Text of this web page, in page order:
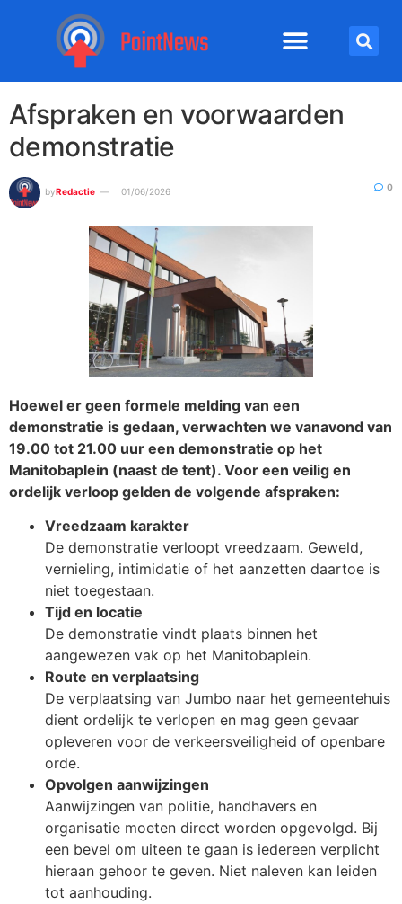
Afspraken en voorwaarden
demonstratie
byRedactie 01/06/2026 0
Hoewel er geen formele melding van een
demonstratie is gedaan, verwachten we vanavond van
19.00 tot 21.00 uur een demonstratie op het
Manitobaplein (naast de tent). Voor een veilig en
ordelijk verloop gelden de volgende afspraken:
Vreedzaam karakter
De demonstratie verloopt vreedzaam. Geweld,
vernieling, intimidatie of het aanzetten daartoe is
niet toegestaan.
Tijd en locatie
De demonstratie vindt plaats binnen het
aangewezen vak op het Manitobaplein.
Route en verplaatsing
De verplaatsing van Jumbo naar het gemeentehuis
dient ordelijk te verlopen en mag geen gevaar
opleveren voor de verkeersveiligheid of openbare
orde.
Opvolgen aanwijzingen
Aanwijzingen van politie, handhavers en
organisatie moeten direct worden opgevolgd. Bij
een bevel om uiteen te gaan is iedereen verplicht
hieraan gehoor te geven. Niet naleven kan leiden
tot aanhouding.